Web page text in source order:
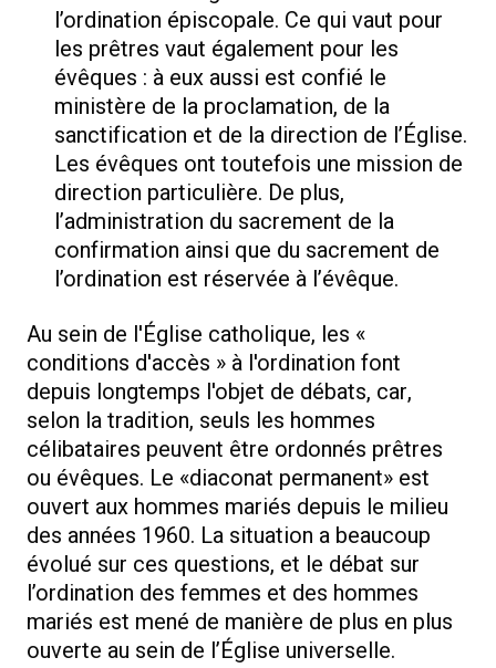
l’ordination épiscopale. Ce qui vaut pour
les prêtres vaut également pour les
évêques : à eux aussi est confié le
ministère de la proclamation, de la
sanctification et de la direction de l’Église.
Les évêques ont toutefois une mission de
direction particulière. De plus,
l’administration du sacrement de la
confirmation ainsi que du sacrement de
l’ordination est réservée à l’évêque.
Au sein de l'Église catholique, les «
conditions d'accès » à l'ordination font
depuis longtemps l'objet de débats, car,
selon la tradition, seuls les hommes
célibataires peuvent être ordonnés prêtres
ou évêques. Le «diaconat permanent» est
ouvert aux hommes mariés depuis le milieu
des années 1960. La situation a beaucoup
évolué sur ces questions, et le débat sur
l’ordination des femmes et des hommes
mariés est mené de manière de plus en plus
ouverte au sein de l’Église universelle.